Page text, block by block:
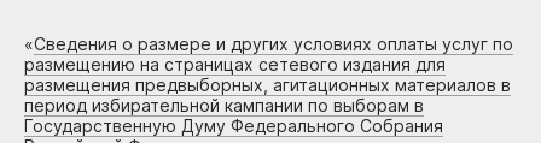
«Сведения о размере и других условиях оплаты услуг по
размещению на страницах сетевого издания для
размещения предвыборных, агитационных материалов в
период избирательной кампании по выборам в
Государственную Думу Федерального Собрания